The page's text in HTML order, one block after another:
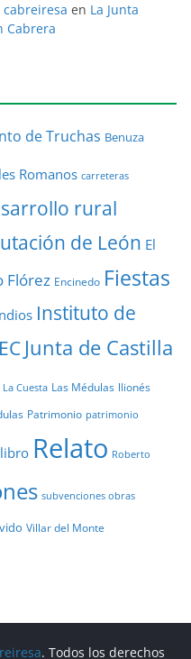
en La Junta
Cabrera
de Truchas Benuza
Romanos carreteras
rural
de León El
Flórez Encinedo Fiestas
Instituto de
Junta de Castilla
La Cuesta Las Médulas llionés
Patrimonio patrimonio
Relato Roberto
subvenciones obras
Villar del Monte
. Todos los derechos